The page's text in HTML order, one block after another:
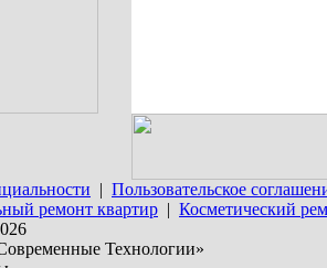
| Пользовательское
ремонт квартир | Косметический
Технологии»